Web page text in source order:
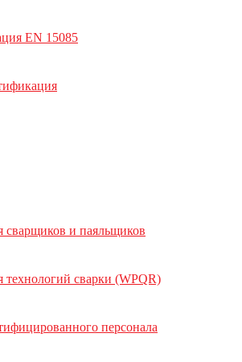
EN 15085
сварщиков и паяльщиков
технологий сварки (WPQR)
персонала